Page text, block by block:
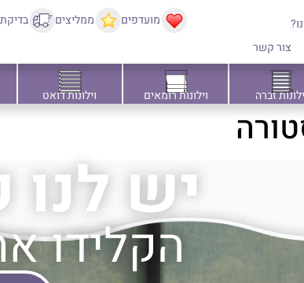
צור קשר
מועדפים ממליצים
זברה וילונות רומאים וילונות דואט
יש
הקלידו